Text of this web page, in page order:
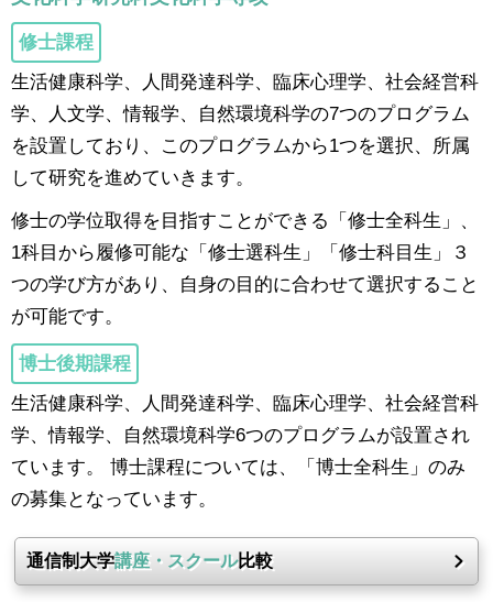
修士課程
生活健康科学、人間発達科学、臨床心理学、社会経営科
学、人文学、情報学、自然環境科学の7つのプログラム
を設置しており、このプログラムから1つを選択、所属
して研究を進めていきます。
修士の学位取得を目指すことができる「修士全科生」、
1科目から履修可能な「修士選科生」「修士科目生」３
つの学び方があり、自身の目的に合わせて選択すること
が可能です。
博士後期課程
生活健康科学、人間発達科学、臨床心理学、社会経営科
学、情報学、自然環境科学6つのプログラムが設置され
ています。 博士課程については、「博士全科生」のみ
の募集となっています。
通信制大学講座・スクール比較